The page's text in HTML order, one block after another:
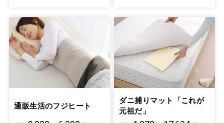
通販生活のフジヒート
ダニ捕りマット「これが
元祖だ」